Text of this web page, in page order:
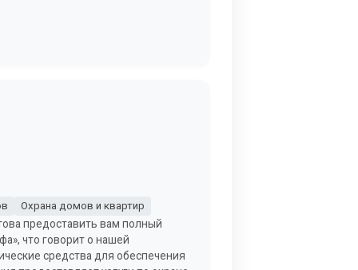
Охрана домов и квартир
предоставить вам полный
что говорит о нашей
средства для обеспечения